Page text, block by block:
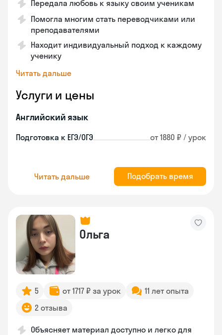
Передала любовь к языку своим ученикам
Помогла многим стать переводчиками или
преподавателями
Находит индивидуальный подход к каждому
ученику
Читать дальше
Услуги и цены
Английский язык
Подготовка к ЕГЭ/ОГЭ от 1880 ₽ / урок
Читать дальше Подобрать время
Ольга
5 от 1717 ₽ за урок
11 лет опыта
2 отзыва
Объясняет материал доступно и легко для